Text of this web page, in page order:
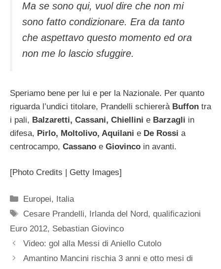
Ma se sono qui, vuol dire che non mi
sono fatto condizionare. Era da tanto
che aspettavo questo momento ed ora
non me lo lascio sfuggire.
Speriamo bene per lui e per la Nazionale. Per quanto
riguarda l’undici titolare, Prandelli schiererà Buffon tra
i pali, Balzaretti, Cassani, Chiellini e Barzagli in
difesa, Pirlo, Moltolivo, Aquilani e De Rossi a
centrocampo, Cassano e Giovinco in avanti.
[Photo Credits | Getty Images]
Categorie
Europei, Italia
Tag
Cesare Prandelli, Irlanda del Nord,qualificazioni
Euro 2012, Sebastian Giovinco
Video: gol alla Messi di Aniello Cutolo
Amantino Mancini rischia 3 anni e otto mesi di